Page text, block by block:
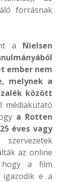
forrásnak
a Nielsen
ember nem
melynek a
között
médiakutató
a Rotten
éves vagy
az online
hogy a film
e a